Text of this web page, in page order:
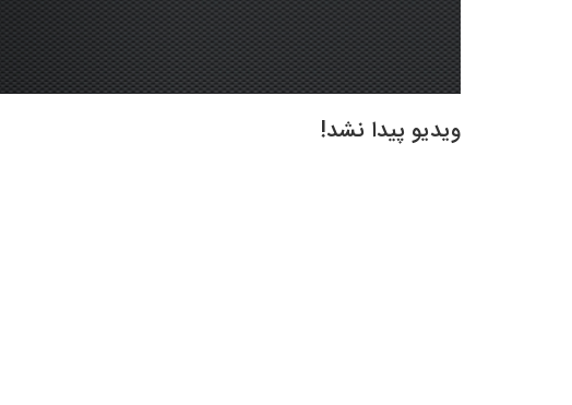
ویدیو پیدا نشد!